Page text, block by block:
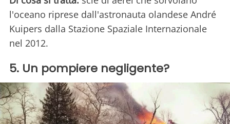
l'oceano riprese dall'astronauta olandese André
Kuipers dalla Stazione Spaziale Internazionale
nel 2012.
5. Un pompiere negligente?